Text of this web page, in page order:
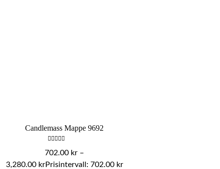
Candlemass Mappe 9692
0
5
702.00 kr –
3,280.00 krPrisintervall: 702.00 kr